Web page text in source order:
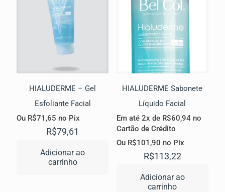
HIALUDERME – Gel
Esfoliante Facial
Ou R$71,65 no Pix
R$79,61
Adicionar ao
carrinho
HIALUDERME Sabonete
Líquido Facial
Em até 2x de R$60,94 no
Cartão de Crédito
Ou R$101,90 no Pix
R$113,22
Adicionar ao
carrinho